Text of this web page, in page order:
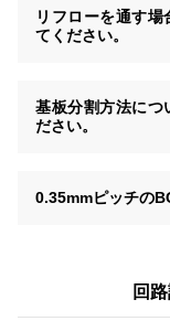
リフローを通す場
てください。
基板分割方法につ
ださい。
0.35mmピッチの
回